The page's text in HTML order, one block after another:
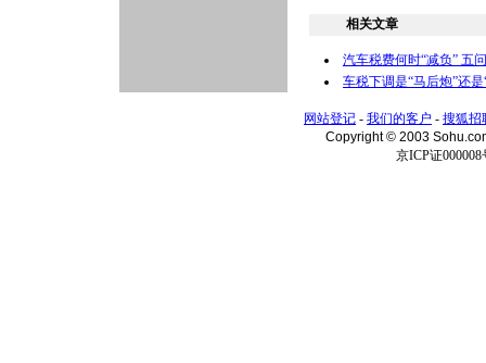
相关文章
汽车税费何时“减负” 五
车税下调是“马后炮”还
网站登记 - 我们的客户 - 搜狐招
Copyright © 2003
京ICP证